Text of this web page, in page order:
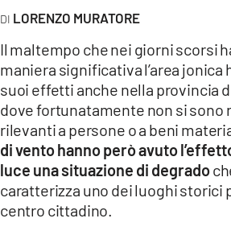
LaC
Network
LACPLAY.IT
LACTV.IT
LACONAIR.IT
LACITYMAG.IT
ILREGGINO.IT
LORENZO MURATORE
Il maltempo che nei giorni scorsi
maniera significativa l’area jonica
suoi effetti anche nella provincia
dove fortunatamente non si sono
rilevanti a persone o a beni
di vento hanno però avuto
luce una situazione di degrado
caratterizza uno dei luoghi storici
centro cittadino.